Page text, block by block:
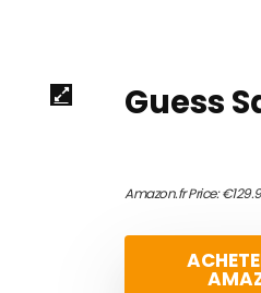
Guess
Amazon.fr Price:€